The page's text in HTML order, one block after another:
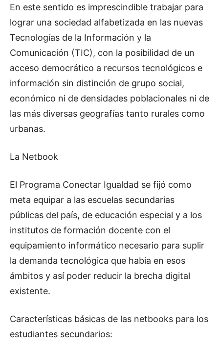
En este sentido es imprescindible trabajar para
lograr una sociedad alfabetizada en las nuevas
Tecnologías de la Información y la
Comunicación (TIC), con la posibilidad de un
acceso democrático a recursos tecnológicos e
información sin distinción de grupo social,
económico ni de densidades poblacionales ni de
las más diversas geografías tanto rurales como
urbanas.
La Netbook
El Programa Conectar Igualdad se fijó como
meta equipar a las escuelas secundarias
públicas del país, de educación especial y a los
institutos de formación docente con el
equipamiento informático necesario para suplir
la demanda tecnológica que había en esos
ámbitos y así poder reducir la brecha digital
existente.
Características básicas de las netbooks para los
estudiantes secundarios: